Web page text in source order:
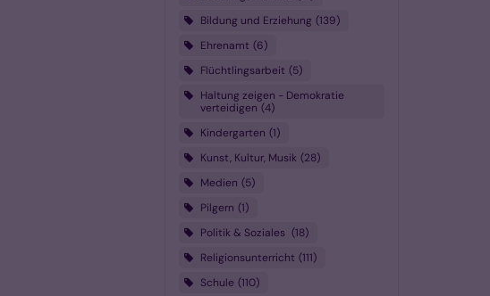
Bildung und Erziehung 139
Ehrenamt 6
Flüchtlingsarbeit 5
Haltung zeigen - Demokratie
verteidigen 4
Kindergarten 1
Kunst, Kultur, Musik 28
Medien 5
Pilgern 1
Politik & Soziales
18
Religionsunterricht 111
Schule 110